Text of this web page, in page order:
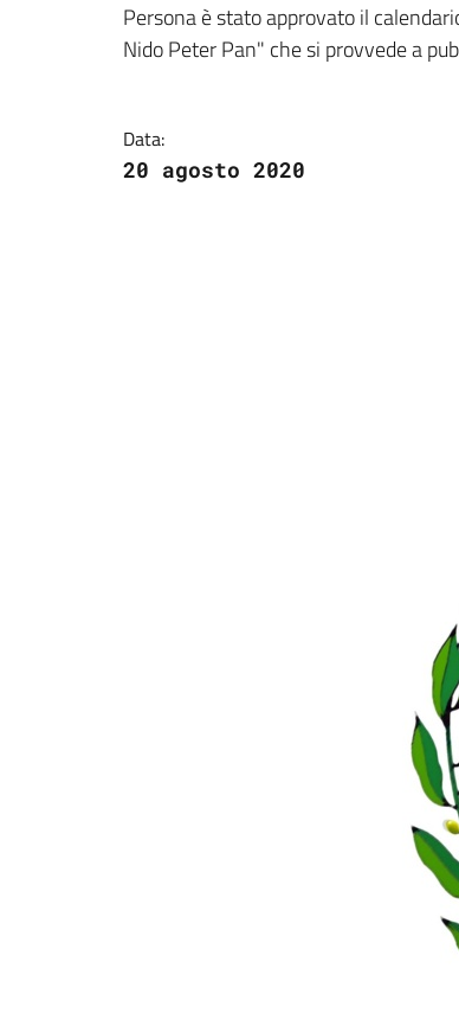
Persona è stato approvato il
Nido Peter Pan" che si provvede a
Data:
20 agosto 2020